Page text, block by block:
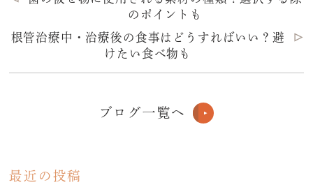
のポイントも
根管治療中・治療後の食事はどうすればいい？避
けたい食べ物も
ブログ一覧へ
最近の投稿